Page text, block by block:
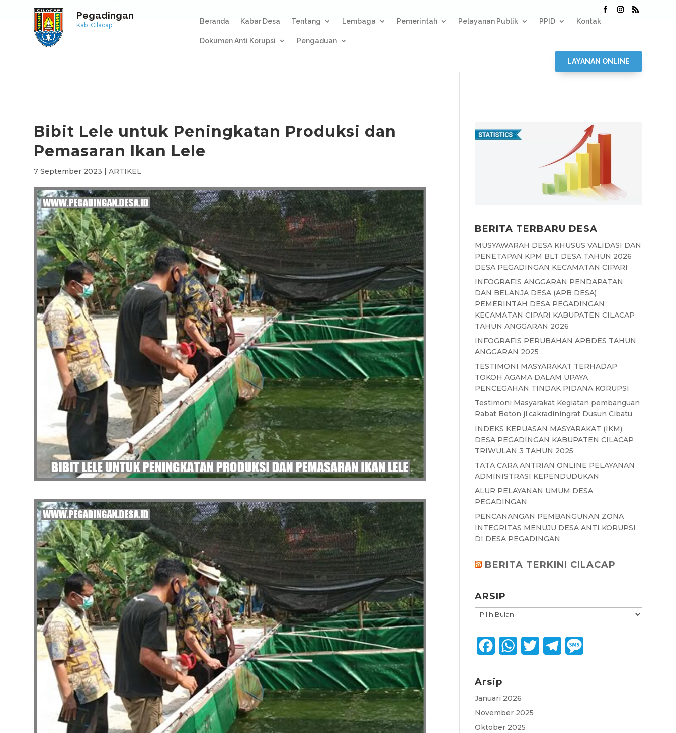
+1 234 567 8Pegadingan
Kab. Cilacap Beranda Kabar Desa Tentang Lembaga Pemerintah Pelayanan Publik PPID Kontak
Dokumen Anti Korupsi Pengaduan
LAYANAN ONLINE
Bibit Lele untuk Peningkatan Produksi dan
Pemasaran Ikan Lele
7 September 2023 |ARTIKEL
BERITA TERBARU DESA
MUSYAWARAH DESA KHUSUS VALIDASI DAN
PENETAPAN KPM BLT DESA TAHUN 2026
DESA PEGADINGAN KECAMATAN CIPARI
INFOGRAFIS ANGGARAN PENDAPATAN
DAN BELANJA DESA (APB DESA)
PEMERINTAH DESA PEGADINGAN
KECAMATAN CIPARI KABUPATEN CILACAP
TAHUN ANGGARAN 2026
INFOGRAFIS PERUBAHAN APBDES TAHUN
ANGGARAN 2025
TESTIMONI MASYARAKAT TERHADAP
TOKOH AGAMA DALAM UPAYA
PENCEGAHAN TINDAK PIDANA KORUPSI
Testimoni Masyarakat Kegiatan pembanguan
Rabat Beton jl.cakradiningrat Dusun Cibatu
INDEKS KEPUASAN MASYARAKAT (IKM)
DESA PEGADINGAN KABUPATEN CILACAP
TRIWULAN 3 TAHUN 2025
TATA CARA ANTRIAN ONLINE PELAYANAN
ADMINISTRASI KEPENDUDUKAN
ALUR PELAYANAN UMUM DESA
PEGADINGAN
PENCANANGAN PEMBANGUNAN ZONA
INTEGRITAS MENUJU DESA ANTI KORUPSI
DI DESA PEGADINGAN
BERITA TERKINI CILACAP
ARSIP
ARSIP
c
e
b
W
t
s
Arsip
Januari 2026
November 2025
Oktober 2025